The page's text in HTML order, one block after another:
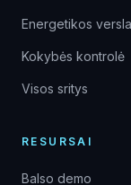
Energetikos
Kokybės kontrolė
Visos sritys
RESURSAI
Balso demo